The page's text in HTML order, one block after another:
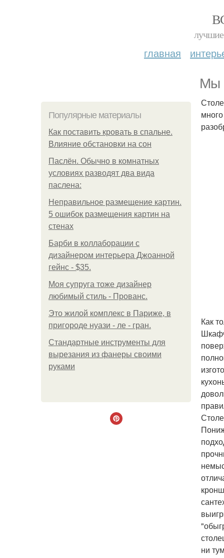
лучшие
главная
Мы
Популярные материалы
Как поставить кровать в спальне.
Влияние обстановки на сон
Паслён. Обычно в комнатных
условиях разводят два вида
паслена:
Неправильное размещение картин.
5 ошибок размещения картин на
стенах
Барби в коллаборации с
дизайнером интерьера Джоанной
гейнс - $35.
Моя супруга тоже дизайнер
любимый стиль - Прованс.
Это жилой комплекс в Париже, в
пригороде нуази - ле - гран.
Стандартные инструменты для
вырезания из фанеры своими
руками
Как
ни